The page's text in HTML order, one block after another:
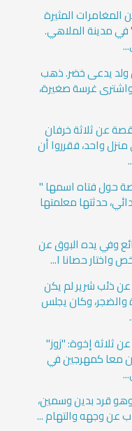
المثيرة
مدينة الملاهي.
ولد يدعى خضر. ذهب
غرسة صغيرة،
عن ثلاثة خرفان
واحد، فقرروا أن
حول فتاه اسمها "
حدثتها معلمتها
وفي يده البوق عن
واختار حصانا ا...
عن ذئب شرير لم يكن
والضجر، وكان يجلس
ثلاثة إخوة: "زوز"
معا كمهرجين في
قرد بدين وسمين،
عن وجهه والتهام ...